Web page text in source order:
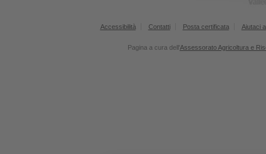
Accessibilità Contatti Posta certificata Aiutaci
Pagina a cura dell'Assessorato Agricoltura e